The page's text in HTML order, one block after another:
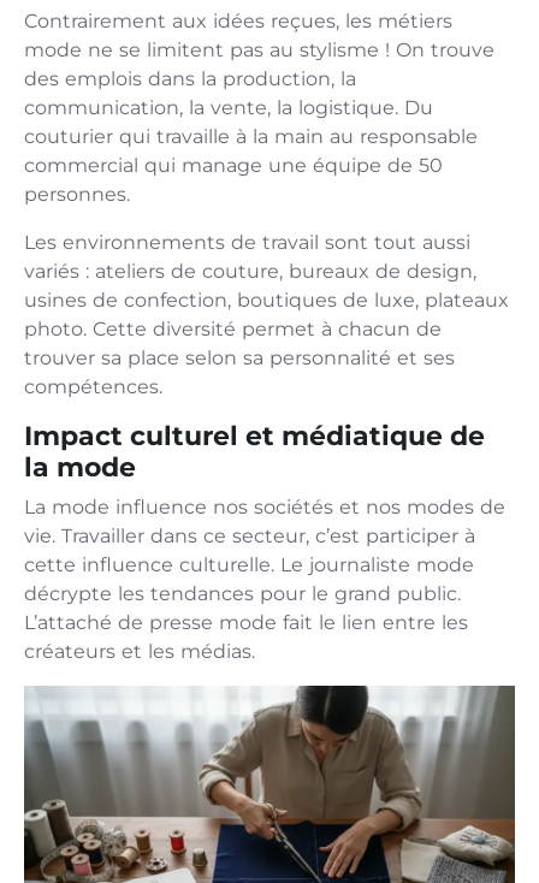
Contrairement aux idées reçues, les métiers
mode ne se limitent pas au stylisme ! On trouve
des emplois dans la production, la
communication, la vente, la logistique. Du
couturier qui travaille à la main au responsable
commercial qui manage une équipe de 50
personnes.
Les environnements de travail sont tout aussi
variés : ateliers de couture, bureaux de design,
usines de confection, boutiques de luxe, plateaux
photo. Cette diversité permet à chacun de
trouver sa place selon sa personnalité et ses
compétences.
Impact culturel et médiatique de
la mode
La mode influence nos sociétés et nos modes de
vie. Travailler dans ce secteur, c’est participer à
cette influence culturelle. Le journaliste mode
décrypte les tendances pour le grand public.
L’attaché de presse mode fait le lien entre les
créateurs et les médias.